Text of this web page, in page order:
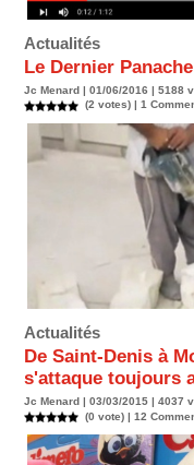
Actualités
Le Dernier
Jc Menard | 01/06/2016 | 5188
(2 votes) | 1
Actualités
De Saint-Denis à
s'attaque toujours
Jc Menard | 03/03/2015 | 4037
(0 vote) | 12